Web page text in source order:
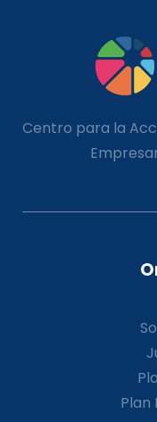
Centro para la
Plan